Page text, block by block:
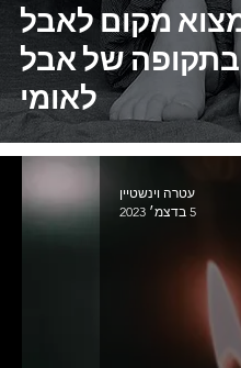
מקום לאבל
של אבל
לאומי
עטרה וינשטיין
5 בדצמ׳ 2023